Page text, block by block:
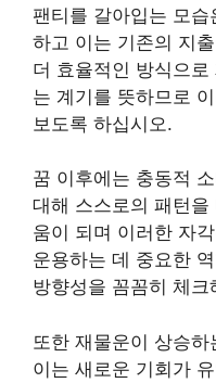
팬티를 갈아입는 모
하고 이는 기존의 지
더 효율적인 방식으
는 계기를 뜻하므로
보도록 하십시오.
꿈 이후에는 충동적
대해 스스로의 패턴
움이 되며 이러한 자
운용하는 데 중요한
방향성을 꼼꼼히 체
또한 재물운이 상승
이는 새로운 기회가